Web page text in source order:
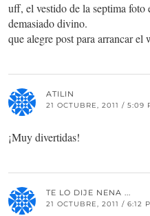
uff, el vestido de la septima foto
demasiado divino.
que alegre post para arrancar el
ATILIN
21 OCTUBRE, 2011 / 5:09
¡Muy divertidas!
TE LO DIJE NENA ...
21 OCTUBRE, 2011 / 6:12